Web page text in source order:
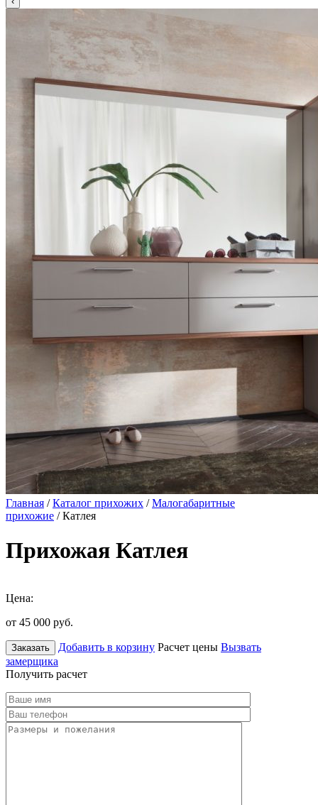
Главная /Каталог прихожих /Малогабаритные
прихожие / Катлея
Прихожая Катлея
Цена:
от 45 000 руб.
Заказать Добавить в корзину Расчет цены Вызвать
замерщика
Получить расчет